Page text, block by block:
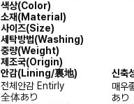
색상(Color)
소재(Material)
사이즈(Size)
세탁방법(Washing)
중량(Weight)
제조국(Origin)
안감(Lining/裏地) 신축
전체안감 Entirly
全体あり
매우
あり